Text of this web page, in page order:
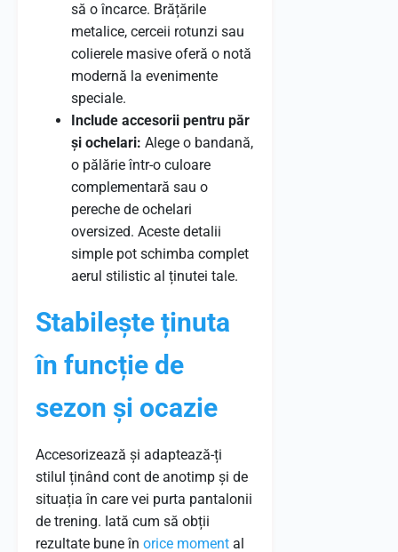
să o încarce. Brățările
metalice, cerceii rotunzi sau
colierele masive oferă o notă
modernă la evenimente
speciale.
Include accesorii pentru păr
și ochelari: Alege o bandană,
o pălărie într-o culoare
complementară sau o
pereche de ochelari
oversized. Aceste detalii
simple pot schimba complet
aerul stilistic al ținutei tale.
Stabilește ținuta
în funcție de
sezon și ocazie
Accesorizează și adaptează-ți
stilul ținând cont de anotimp și de
situația în care vei purta pantalonii
de trening. Iată cum să obții
rezultate bune în orice moment al